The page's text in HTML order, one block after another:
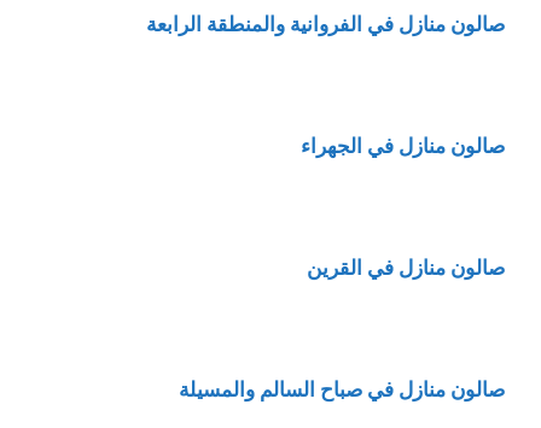
صالون منازل في الفروانية والمنطقة الرابعة
صالون منازل في الجهراء
صالون منازل في القرين
صالون منازل في صباح السالم والمسيلة